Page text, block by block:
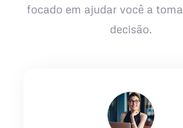
focado em ajudar você a
decisão.